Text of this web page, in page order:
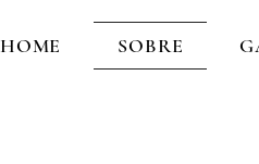
HOME SOBRE